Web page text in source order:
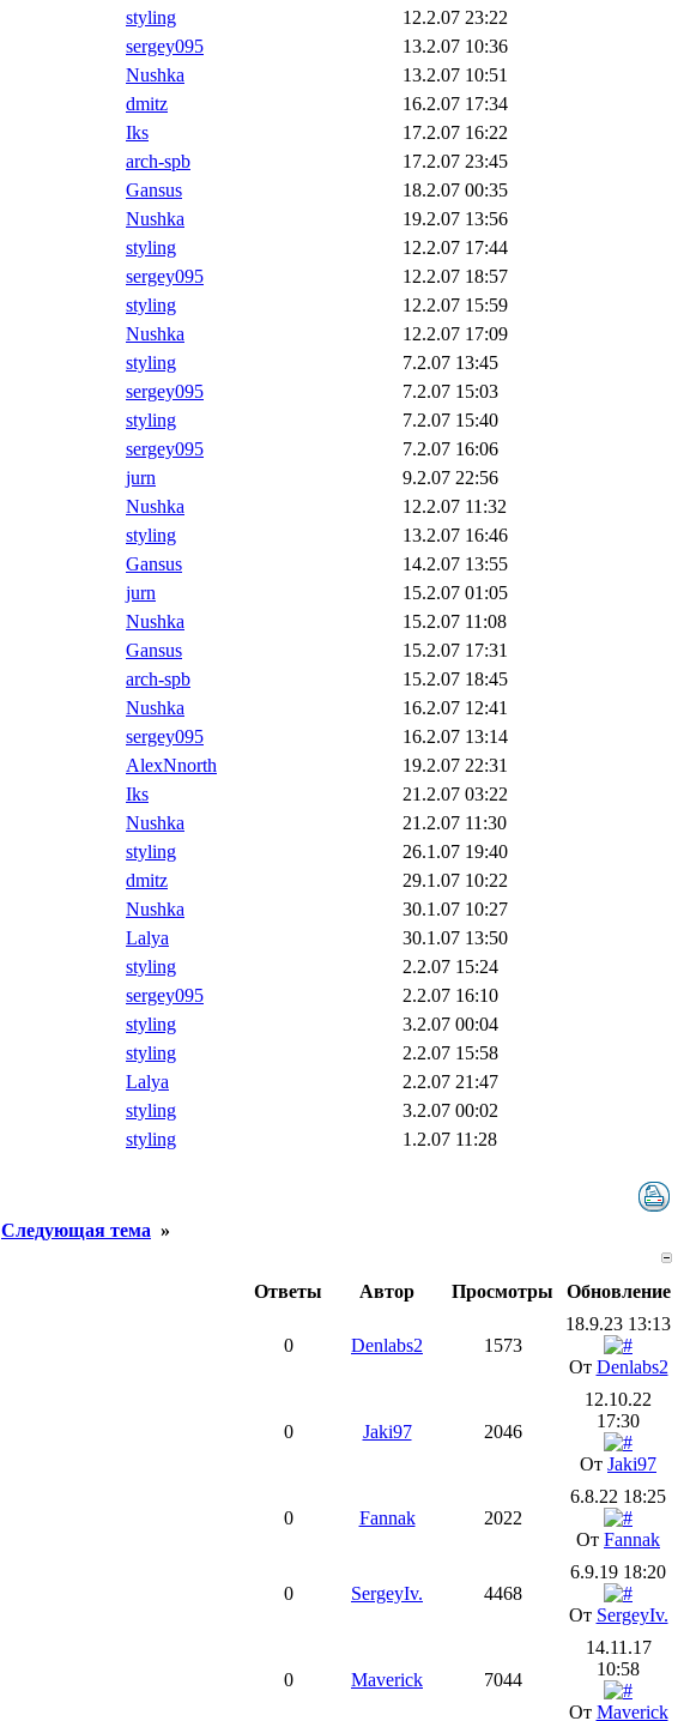
styling
12.2.07 23:22
sergey095
13.2.07 10:36
Nushka
13.2.07 10:51
dmitz
16.2.07 17:34
Iks
17.2.07 16:22
arch-spb
17.2.07 23:45
Gansus
18.2.07 00:35
Nushka
19.2.07 13:56
styling
12.2.07 17:44
sergey095
12.2.07 18:57
styling
12.2.07 15:59
Nushka
12.2.07 17:09
styling
7.2.07 13:45
sergey095
7.2.07 15:03
styling
7.2.07 15:40
sergey095
7.2.07 16:06
jurn
9.2.07 22:56
Nushka
12.2.07 11:32
styling
13.2.07 16:46
Gansus
14.2.07 13:55
jurn
15.2.07 01:05
Nushka
15.2.07 11:08
Gansus
15.2.07 17:31
arch-spb
15.2.07 18:45
Nushka
16.2.07 12:41
sergey095
16.2.07 13:14
AlexNnorth
19.2.07 22:31
Iks
21.2.07 03:22
Nushka
21.2.07 11:30
styling
26.1.07 19:40
dmitz
29.1.07 10:22
Nushka
30.1.07 10:27
Lalya
30.1.07 13:50
styling
2.2.07 15:24
sergey095
2.2.07 16:10
styling
3.2.07 00:04
styling
2.2.07 15:58
Lalya
2.2.07 21:47
styling
3.2.07 00:02
styling 1.2.07 11:28
Следующая тема »
Ответы Автор Просмотры Обновление
0 Denlabs2 1573
18.9.23 13:13
От Denlabs2
0 Jaki97 2046
12.10.22
17:30
От Jaki97
0 Fannak 2022
6.8.22 18:25
От Fannak
0 SergeyIv. 4468
6.9.19 18:20
От SergeyIv.
0 Maverick 7044
14.11.17
10:58
От Maverick